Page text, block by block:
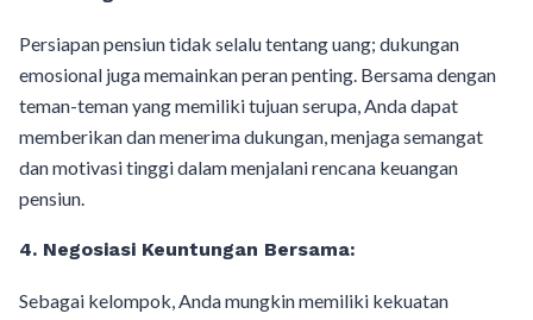
Persiapan pensiun tidak selalu tentang uang; dukungan
emosional juga memainkan peran penting. Bersama dengan
teman-teman yang memiliki tujuan serupa, Anda dapat
memberikan dan menerima dukungan, menjaga semangat
dan motivasi tinggi dalam menjalani rencana keuangan
pensiun.
4. Negosiasi Keuntungan Bersama:
Sebagai kelompok, Anda mungkin memiliki kekuatan